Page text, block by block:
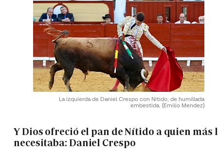
La izquierda de Daniel Crespo con Nitido, de humillada
embestida. (Emilio Mendez)
Y Dios ofreció el pan de Nítido a quien más
necesitaba: Daniel Crespo